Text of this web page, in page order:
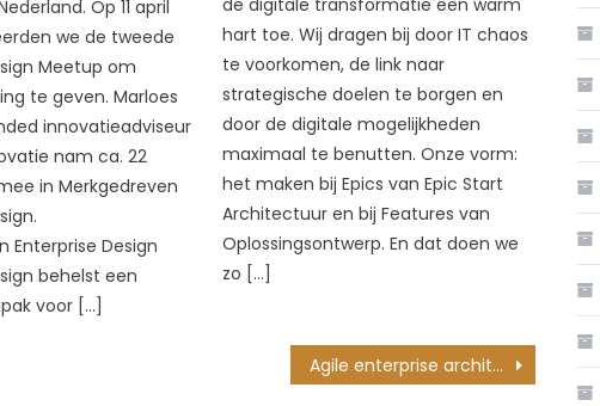
Op 11 april
we de tweede
Meetup om
te geven. Marloes
innovatieadviseur
nam ca. 22
in Merkgedreven
Enterprise Design
behelst een
voor […]
hart toe. Wij dragen bij door IT chaos
te voorkomen, de link naar
strategische doelen te borgen en
door de digitale mogelijkheden
maximaal te benutten. Onze vorm:
het maken bij Epics van Epic Start
Architectuur en bij Features van
Oplossingsontwerp. En dat doen we
zo […]
Agile enterprise architectuur met SAFe